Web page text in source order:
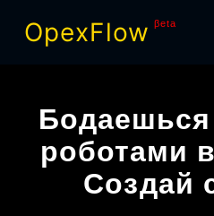
OpexFlow βeta
роботами
Создай